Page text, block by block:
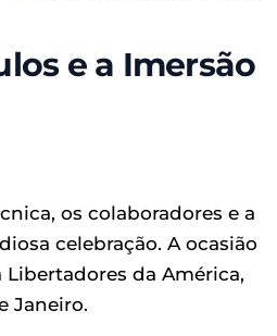
e a Imersão
os colaboradores e a
celebração. A ocasião
da América,
Janeiro.